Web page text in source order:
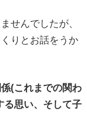
せんでしたが、
りとお話をうか
(これまでの関わ
る思い、そして子